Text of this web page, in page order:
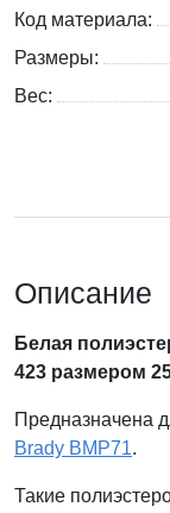
Код материала:
Размеры:
Вес:
Описание
Белая
423 размером
Предназначена
Brady BMP71.
Такие